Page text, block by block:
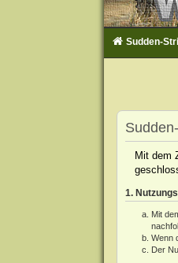
Sudden-
Mit dem
1.
Mit
Wenn
Der